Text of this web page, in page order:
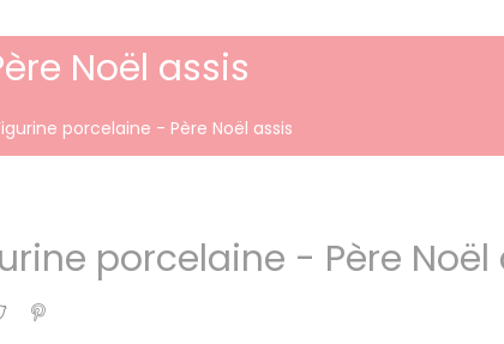
Noël assis
porcelaine - Père Noël assis
porcelaine - Père Noël
Tweet